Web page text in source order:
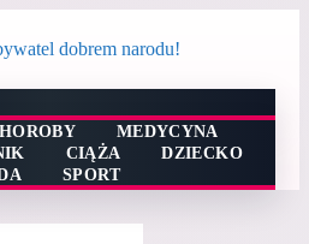
MEDYCYNA
CIĄŻA
DZIECKO
SPORT